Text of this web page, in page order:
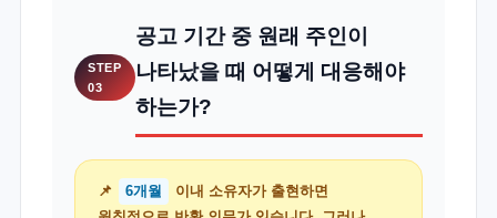
STEP
03
공고 기간 중 원래 주인이
나타났을 때 어떻게 대응해야
하는가?
📌 6개월
이내 소유자가 출현하면